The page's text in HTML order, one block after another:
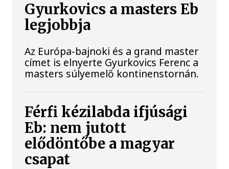
Gyurkovics a masters Eb
legjobbja
Az Európa-bajnoki és a grand master
címet is elnyerte Gyurkovics Ferenc a
masters súlyemelő kontinenstornán.
Férfi kézilabda ifjúsági
Eb: nem jutott
elődöntőbe a magyar
csapat